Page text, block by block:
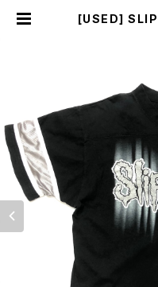
[USED] SLIPKNOT T-SHIRT 20